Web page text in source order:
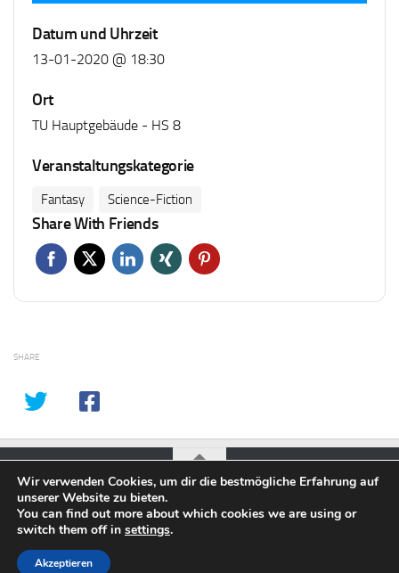
Datum und Uhrzeit
13-01-2020 @ 18:30
Ort
TU Hauptgebäude - HS 8
Veranstaltungskategorie
Fantasy Science-Fiction
Share With Friends
SHARE
.biz Movie Monday © 2026. Alle Rechte vorbehalten.
Wir verwenden Cookies, um dir die bestmögliche Erfahrung auf
unserer Website zu bieten.
You can find out more about which cookies we are using or
switch them off in settings.
Akzeptieren